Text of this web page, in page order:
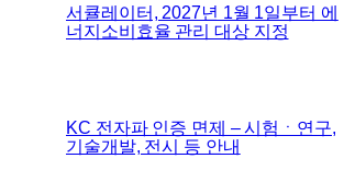
서큘레이터, 2027년 1월 1일부터 에
너지소비효율 관리 대상 지정
KC 전자파 인증 면제 – 시험ㆍ연구,
기술개발, 전시 등 안내